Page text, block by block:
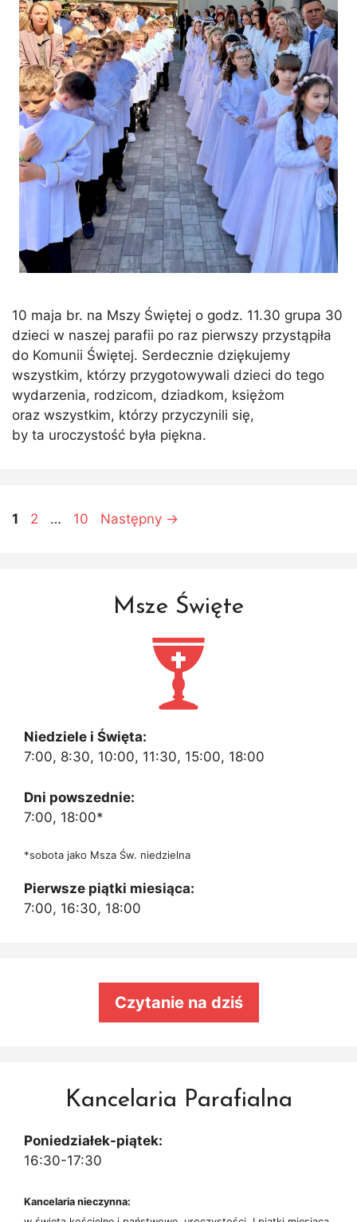
10 maja br. na Mszy Świętej o godz. 11.30 grupa 30
dzieci w naszej parafii po raz pierwszy przystąpiła
do Komunii Świętej. Serdecznie dziękujemy
wszystkim, którzy przygotowywali dzieci do tego
wydarzenia, rodzicom, dziadkom, księżom
oraz wszystkim, którzy przyczynili się,
by ta uroczystość była piękna.
Strona
1 Strona
2 … Strona
10 Następny →
Msze Święte
Niedziele i Święta:
7:00, 8:30, 10:00, 11:30, 15:00, 18:00
Dni powszednie:
7:00, 18:00*
*sobota jako Msza Św. niedzielna
Pierwsze piątki miesiąca:
7:00, 16:30, 18:00
Czytanie na dziś
Kancelaria Parafialna
Poniedziałek-piątek:
16:30-17:30
Kancelaria nieczynna: